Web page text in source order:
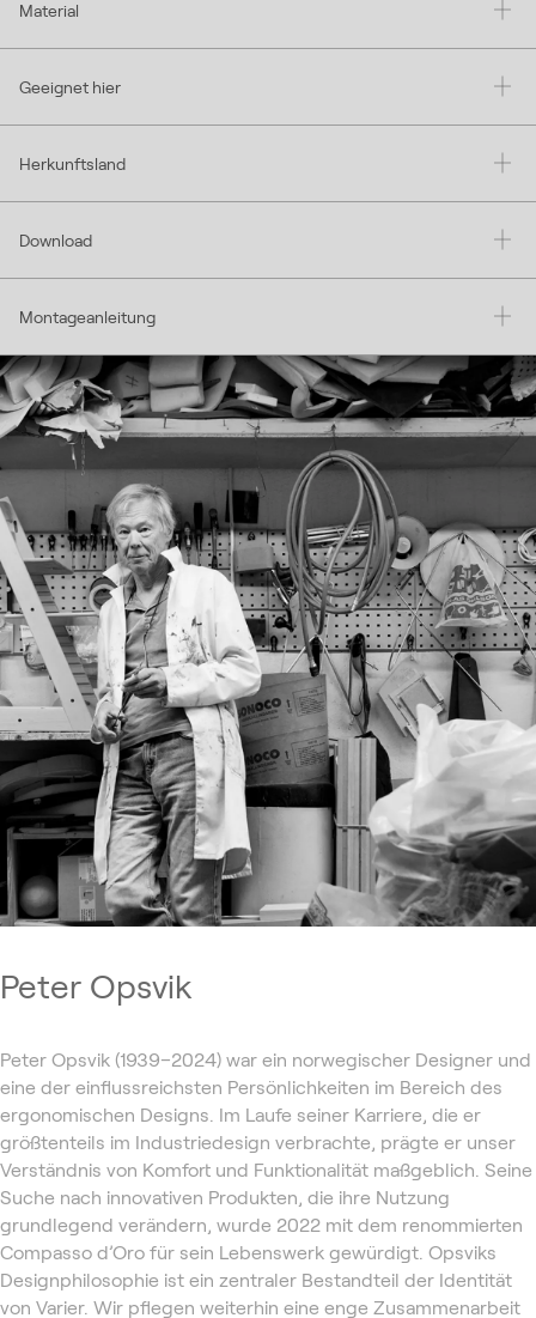
Material
Geeignet hier
Herkunftsland
Download
Montageanleitung
Peter Opsvik
Peter Opsvik (1939–2024) war ein norwegischer Designer und
eine der einflussreichsten Persönlichkeiten im Bereich des
ergonomischen Designs. Im Laufe seiner Karriere, die er
größtenteils im Industriedesign verbrachte, prägte er unser
Verständnis von Komfort und Funktionalität maßgeblich. Seine
Suche nach innovativen Produkten, die ihre Nutzung
grundlegend verändern, wurde 2022 mit dem renommierten
Compasso d’Oro für sein Lebenswerk gewürdigt. Opsviks
Designphilosophie ist ein zentraler Bestandteil der Identität
von Varier. Wir pflegen weiterhin eine enge Zusammenarbeit